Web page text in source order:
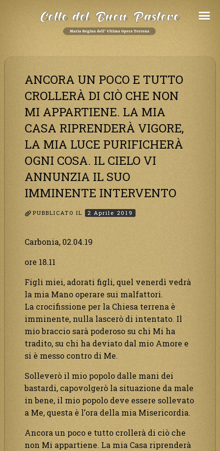
ANCORA UN POCO E TUTTO
CROLLERÀ DI CIÒ CHE NON
MI APPARTIENE. LA MIA
CASA RIPRENDERÀ VIGORE,
LA MIA LUCE PURIFICHERÀ
OGNI COSA. IL CIELO VI
ANNUNZIA IL SUO
IMMINENTE INTERVENTO
PUBBLICATO IL 2 Aprile 2019
Carbonia, 02.04.19
ore 18.11
Figli miei, adorati figli, quel venerdì vedrà
la mia Mano operare sui malfattori.
La crocifissione per la Chiesa terrena è
imminente, nulla lascerò di intentato. Il
mio braccio sarà poderoso su chi Mi ha
tradito, su chi ha deviato dal mio Amore e
si è messo contro di Me.
Solleverò il mio popolo dalle mani dei
bastardi, capovolgerò la situazione da male
in bene, il mio popolo deve essere sollevato
a Me, questa è l’ora della mia Misericordia.
Ancora un poco e tutto crollerà di ciò che
non Mi appartiene. La mia Casa riprenderà